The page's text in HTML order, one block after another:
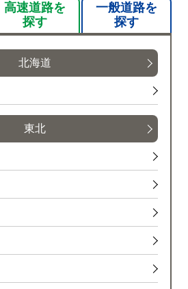
高速道路を
探す
一般道路を
探す
北海道
東北